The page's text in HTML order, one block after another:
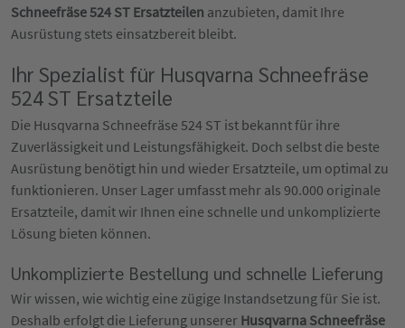
Schneefräse 524 ST Ersatzteilen anzubieten, damit Ihre
Ausrüstung stets einsatzbereit bleibt.
Ihr Spezialist für Husqvarna Schneefräse
524 ST Ersatzteile
Die Husqvarna Schneefräse 524 ST ist bekannt für ihre
Zuverlässigkeit und Leistungsfähigkeit. Doch selbst die beste
Ausrüstung benötigt hin und wieder Ersatzteile, um optimal zu
funktionieren. Unser Lager umfasst mehr als 90.000 originale
Ersatzteile, damit wir Ihnen eine schnelle und unkomplizierte
Lösung bieten können.
Unkomplizierte Bestellung und schnelle Lieferung
Wir wissen, wie wichtig eine zügige Instandsetzung für Sie ist.
Deshalb erfolgt die Lieferung unserer Husqvarna Schneefräse